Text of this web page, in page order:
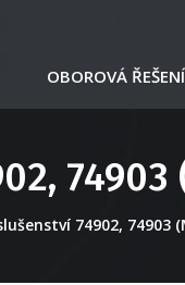
OBOROVÁ ŘEŠENÍ
74903
74902, 74903